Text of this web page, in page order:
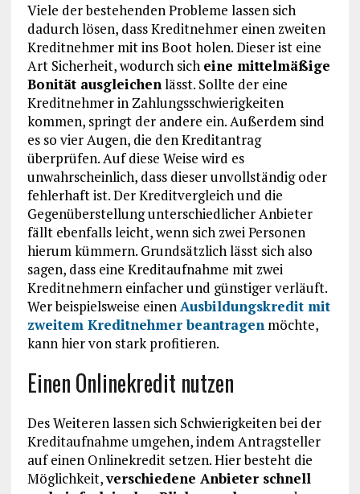
Viele der bestehenden Probleme lassen sich
dadurch lösen, dass Kreditnehmer einen zweiten
Kreditnehmer mit ins Boot holen. Dieser ist eine
Art Sicherheit, wodurch sich eine mittelmäßige
Bonität ausgleichenlässt. Sollte der eine
Kreditnehmer in Zahlungsschwierigkeiten
kommen, springt der andere ein. Außerdem sind
es so vier Augen, die den Kreditantrag
überprüfen. Auf diese Weise wird es
unwahrscheinlich, dass dieser unvollständig oder
fehlerhaft ist. Der Kreditvergleich und die
Gegenüberstellung unterschiedlicher Anbieter
fällt ebenfalls leicht, wenn sich zwei Personen
hierum kümmern. Grundsätzlich lässt sich also
sagen, dass eine Kreditaufnahme mit zwei
Kreditnehmern einfacher und günstiger verläuft.
Wer beispielsweise einenAusbildungskredit mit
zweitem Kreditnehmer beantragenmöchte,
kann hier von stark profitieren.
Einen Onlinekredit nutzen
Des Weiteren lassen sich Schwierigkeiten bei der
Kreditaufnahme umgehen, indem Antragsteller
auf einen Onlinekredit setzen. Hier besteht die
Möglichkeit,verschiedene Anbieter schnell